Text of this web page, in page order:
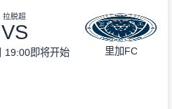
拉脱超
VS
19:00即将开始 里加FC